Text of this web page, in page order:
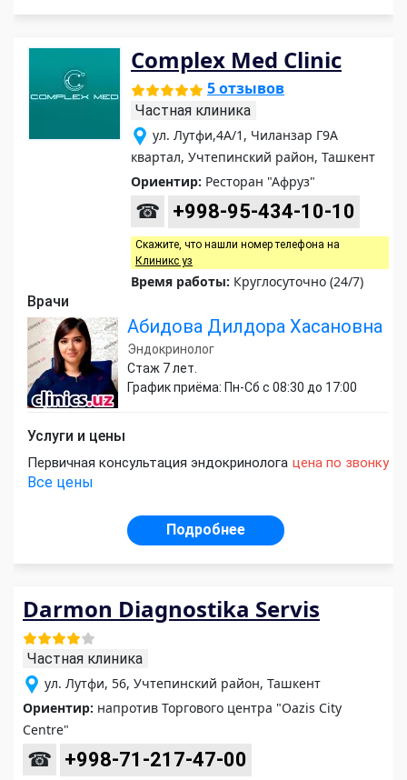
Complex Med Clinic
5 отзывов
Частная клиника
ул. Лутфи,4A/1, Чиланзар Г9А
квартал, Учтепинский район, Ташкент
Ориентир: Ресторан "Афруз"
☎ +998-95-434-10-10
Скажите, что нашли номер телефона на
Клиникс уз
Время работы: Круглосуточно (24/7)
Врачи
Абидова Дилдора Хасановна
Эндокринолог
Стаж 7 лет.
График приёма: Пн-Сб с 08:30 до 17:00
Услуги и цены
Первичная консультация эндокринолога цена по звонку
Все цены
Подробнее
Darmon Diagnostika Servis
Частная клиника
ул. Лутфи, 56, Учтепинский район, Ташкент
Ориентир: напротив Торгового центра "Oazis Сity
Сentre"
☎ +998-71-217-47-00